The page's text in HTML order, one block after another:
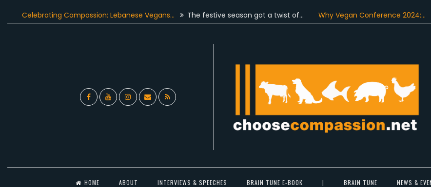
Compassion: Lebanese Vegans… The festive season got a twist of… Why Vegan Conference 2024:… On
FacebookYouTubeInstagramEmail RSS
HOME ABOUT INTERVIEWS & SPEECHES BRAIN TUNE E-BOOK | BRAIN TUNE NEWS &